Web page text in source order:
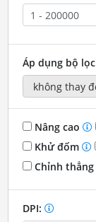
Áp dụng bộ
Nâng cao
Khử đốm
Chỉnh thẳng
DPI: